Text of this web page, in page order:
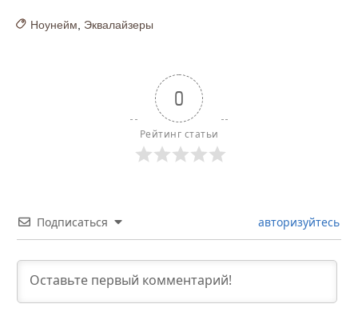
Ноунейм Эквалайзеры
0
Рейтинг статьи
Подписаться авторизуйтесь